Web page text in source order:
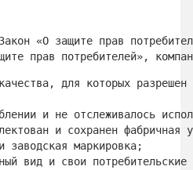
«О защите прав
прав потребителей»,
для которых
и не отслеживалось
и сохранен фабричная
заводская маркировка;
вид и свои потребительские